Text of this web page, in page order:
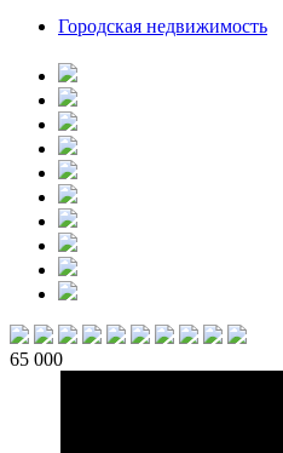
Городская недвижимость
65 000